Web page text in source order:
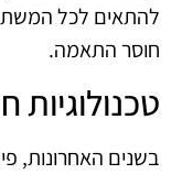
להתאים לכל
חוסר התאמה.
טכנולוגיות
בשנים האחרונות,